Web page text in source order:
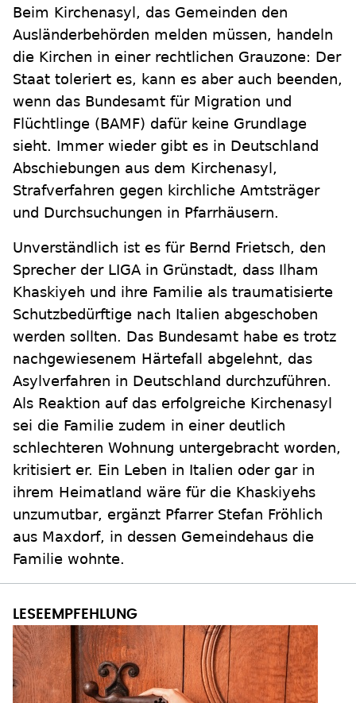
Beim Kirchenasyl, das Gemeinden den
Ausländerbehörden melden müssen, handeln
die Kirchen in einer rechtlichen Grauzone: Der
Staat toleriert es, kann es aber auch beenden,
wenn das Bundesamt für Migration und
Flüchtlinge (BAMF) dafür keine Grundlage
sieht. Immer wieder gibt es in Deutschland
Abschiebungen aus dem Kirchenasyl,
Strafverfahren gegen kirchliche Amtsträger
und Durchsuchungen in Pfarrhäusern.
Unverständlich ist es für Bernd Frietsch, den
Sprecher der LIGA in Grünstadt, dass Ilham
Khaskiyeh und ihre Familie als traumatisierte
Schutzbedürftige nach Italien abgeschoben
werden sollten. Das Bundesamt habe es trotz
nachgewiesenem Härtefall abgelehnt, das
Asylverfahren in Deutschland durchzuführen.
Als Reaktion auf das erfolgreiche Kirchenasyl
sei die Familie zudem in einer deutlich
schlechteren Wohnung untergebracht worden,
kritisiert er. Ein Leben in Italien oder gar in
ihrem Heimatland wäre für die Khaskiyehs
unzumutbar, ergänzt Pfarrer Stefan Fröhlich
aus Maxdorf, in dessen Gemeindehaus die
Familie wohnte.